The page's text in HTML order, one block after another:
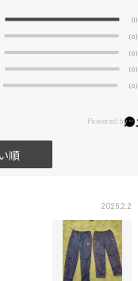
(1)
(0)
(0)
(0)
(0)
順
2026.2.2